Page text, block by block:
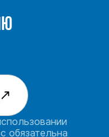
обязательна